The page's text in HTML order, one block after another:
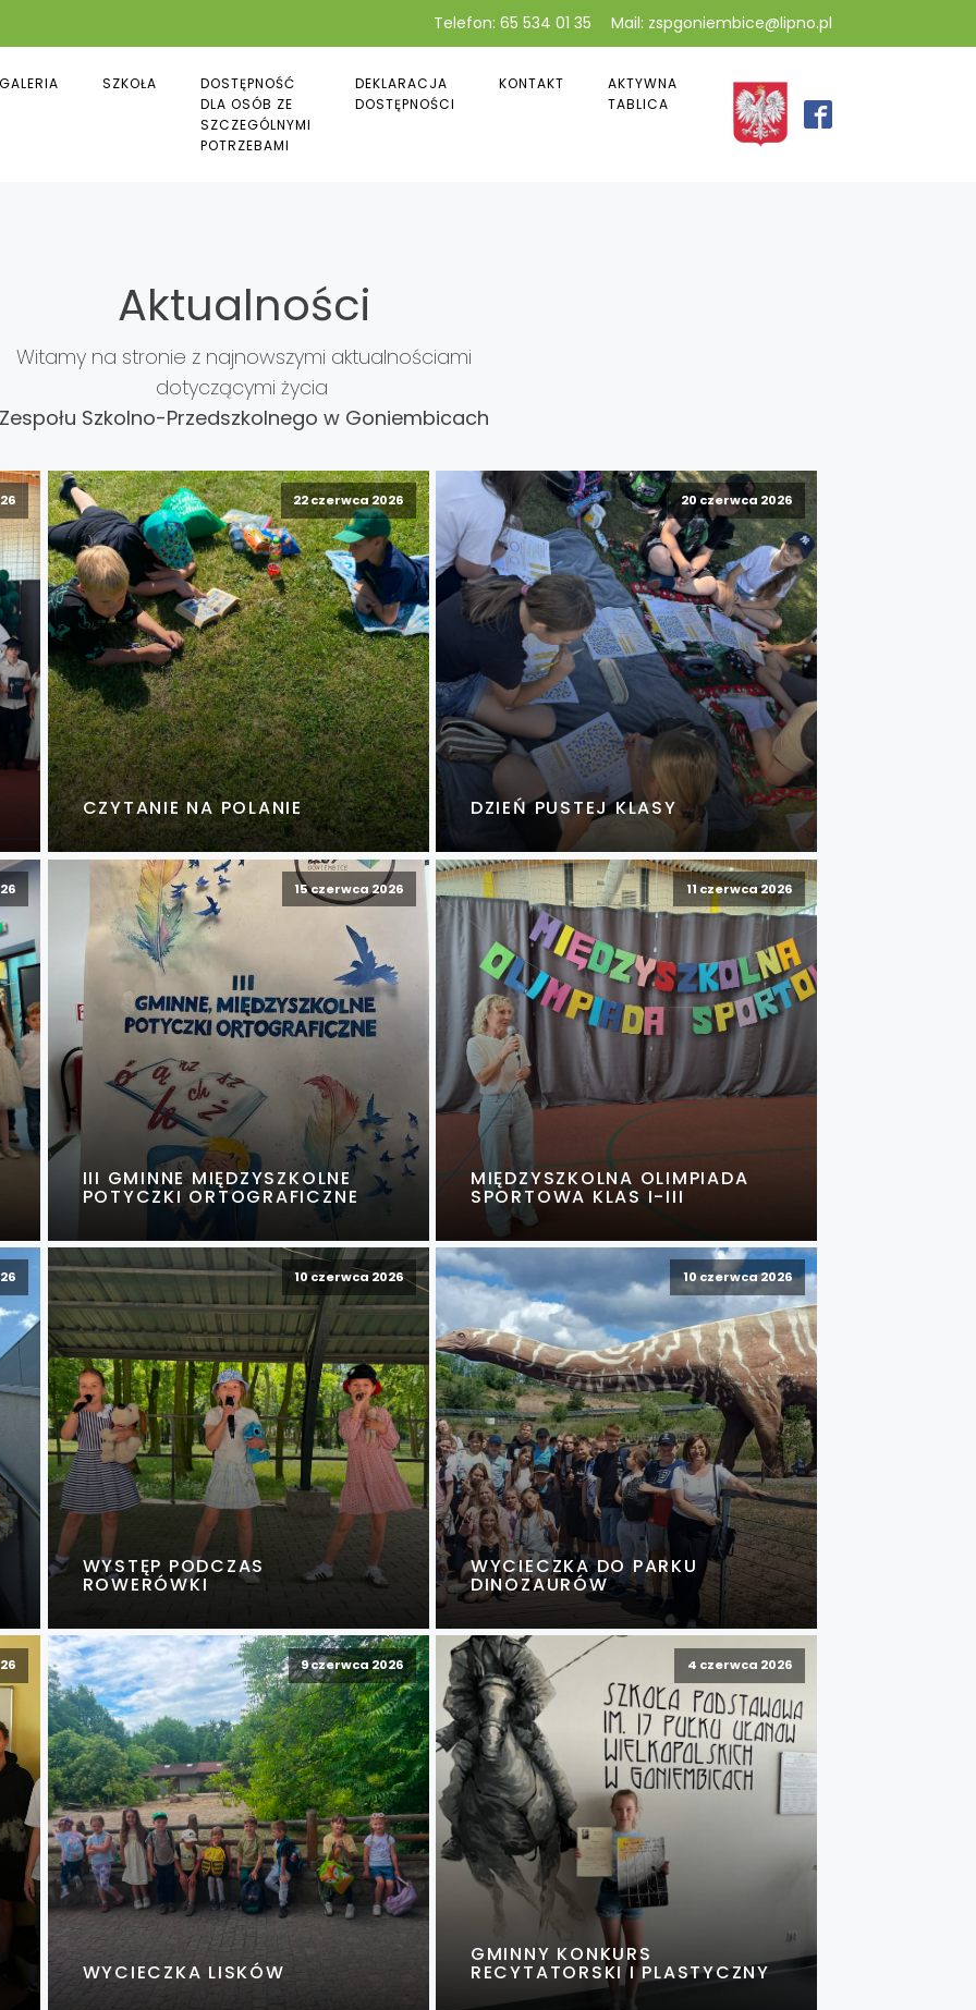
Telefon: 65 534 01 35 Mail: zspgoniembice@lipno.pl
GALERIA SZKOŁA
DOSTĘPNOŚĆ
DLA OSÓB ZE
SZCZEGÓLNYMI
POTRZEBAMI
DEKLARACJA
DOSTĘPNOŚCI
KONTAKT
AKTYWNA
TABLICA
Aktualności
Witamy na stronie z najnowszymi aktualnościami
dotyczącymi życia
Zespołu Szkolno-Przedszkolnego w Goniembicach
22 czerwca 2026
CZYTANIE NA POLANIE
20 czerwca 2026
DZIEŃ PUSTEJ KLASY
15 czerwca 2026
III GMINNE MIĘDZYSZKOLNE
POTYCZKI ORTOGRAFICZNE
11 czerwca 2026
MIĘDZYSZKOLNA OLIMPIADA
SPORTOWA KLAS I-III
10 czerwca 2026
WYSTĘP PODCZAS
ROWERÓWKI
10 czerwca 2026
WYCIECZKA DO PARKU
DINOZAURÓW
9 czerwca 2026
WYCIECZKA LISKÓW
4 czerwca 2026
GMINNY KONKURS
RECYTATORSKI I PLASTYCZNY